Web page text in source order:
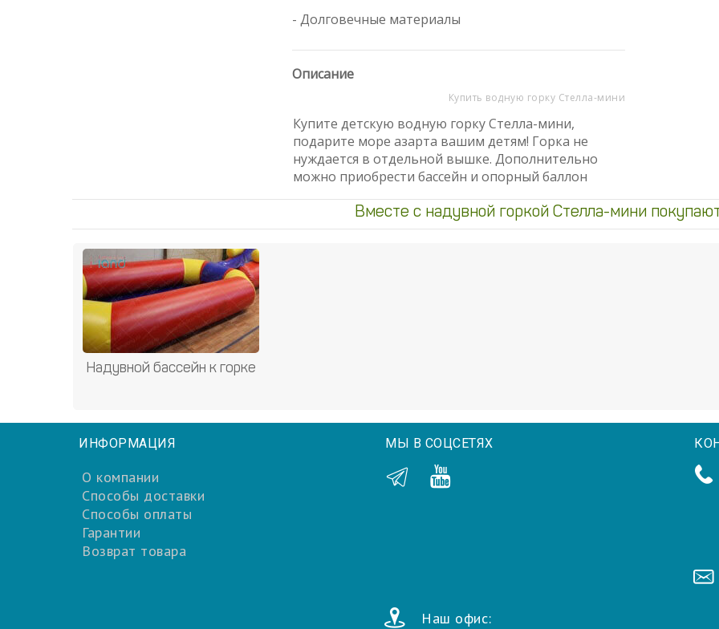
- Долговечные материалы
Описание
Купить водную горку Стелла-мини
Купите детскую водную горку Стелла-мини,
подарите море азарта вашим детям! Горка не
нуждается в отдельной вышке. Дополнительно
можно приобрести бассейн и опорный баллон
Вместе с надувной горкой Стелла-мини
Надувной бассейн к горке
ИНФОРМАЦИЯ МЫ В СОЦСЕТЯХ
О компании
Способы доставки
Способы оплаты
Гарантии
Возврат товара
Наш офис: